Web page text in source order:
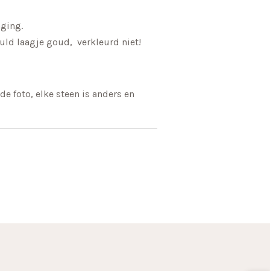
laagje goud, verkleurd niet!
foto, elke steen is anders en